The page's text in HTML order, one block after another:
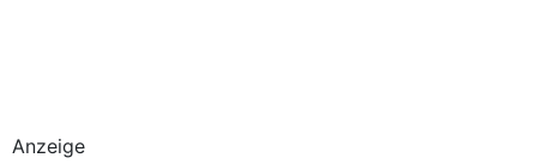
Anzeige